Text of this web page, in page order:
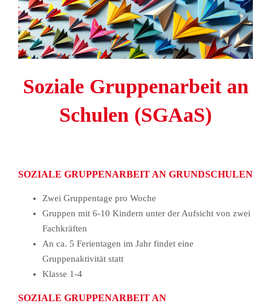
Soziale Gruppenarbeit an
Schulen (SGAaS)
SOZIALE GRUPPENARBEIT AN GRUNDSCHULEN
Zwei Gruppentage pro Woche
Gruppen mit 6-10 Kindern unter der Aufsicht von zwei
Fachkräften
An ca. 5 Ferientagen im Jahr findet eine
Gruppenaktivität statt
Klasse 1-4
SOZIALE GRUPPENARBEIT AN